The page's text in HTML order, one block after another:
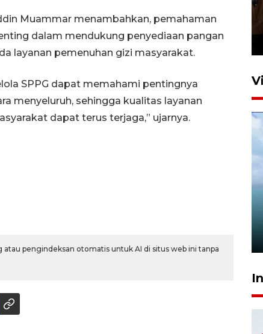
Muammar menambahkan, pemahaman
dalam mendukung penyediaan pangan
layanan pemenuhan gizi masyarakat.
SPPG dapat memahami pentingnya
menyeluruh, sehingga kualitas layanan
dapat terus terjaga,” ujarnya.
pengindeksan otomatis untuk AI di situs web ini tanpa
Presiden 2026
9 jam lalu